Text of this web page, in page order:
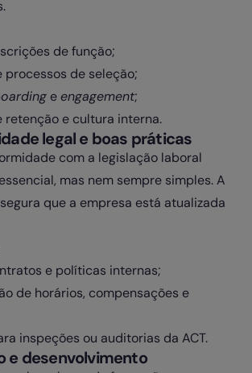
de função;
processos de seleção;
eengagement;
retenção e cultura interna.
legal e boas práticas
com a legislação laboral
mas nem sempre simples. A
que a empresa está atualizada
e políticas internas;
de horários, compensações e
inspeções ou auditorias da ACT.
e desenvolvimento